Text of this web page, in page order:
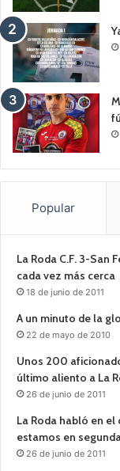
Popular
La Roda C.F. 3-San
cada vez más cerca
18 de junio de 2011
A un minuto de la
22 de mayo de 2010
Unos 200
último aliento a La
26 de junio de 2011
La Roda habló en el
estamos en
26 de junio de 2011